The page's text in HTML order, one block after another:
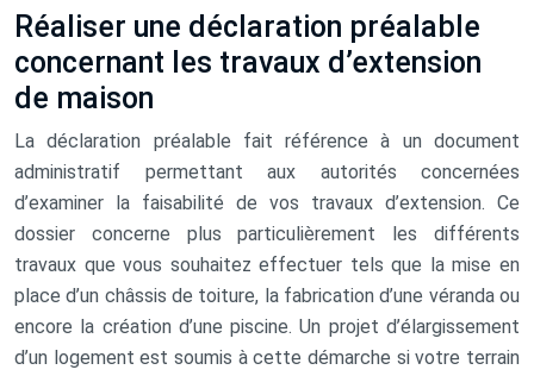
Réaliser une déclaration préalable
concernant les travaux d’extension
de maison
La déclaration préalable fait référence à un document
administratif permettant aux autorités concernées
d’examiner la faisabilité de vos travaux d’extension. Ce
dossier concerne plus particulièrement les différents
travaux que vous souhaitez effectuer tels que la mise en
place d’un châssis de toiture, la fabrication d’une véranda ou
encore la création d’une piscine. Un projet d’élargissement
d’un logement est soumis à cette démarche si votre terrain